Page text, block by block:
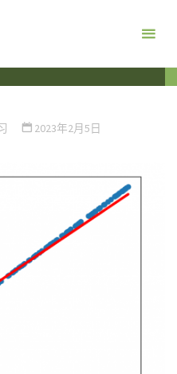
2023年2月5日